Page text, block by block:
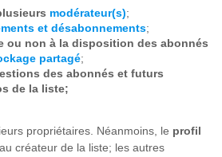
modérateur(s);
et désabonnements;
ou non à la disposition des abonnés
partagé;
des abonnés et futurs
de la liste;
propriétaires. Néanmoins, le profil
créateur de la liste; les autres